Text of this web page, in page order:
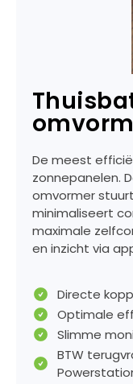
De meest
zonnepanelen.
omvormer
minimaliseert
maximale
en inzicht via
Directe
Optimale
Slimme
BTW